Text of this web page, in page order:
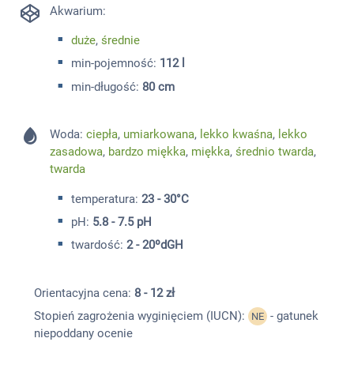
Akwarium:
duże, średnie
min-pojemność: 112 l
min-długość: 80 cm
Woda:ciepła, umiarkowana, lekko kwaśna, lekko
zasadowa, bardzo miękka, miękka,średnio twarda,
twarda
temperatura: 23 - 30°C
pH: 5.8 - 7.5 pH
twardość: 2 - 20ºdGH
Orientacyjna cena: 8 - 12 zł
Stopień zagrożenia wyginięciem (IUCN):
NE - gatunek
niepoddany ocenie